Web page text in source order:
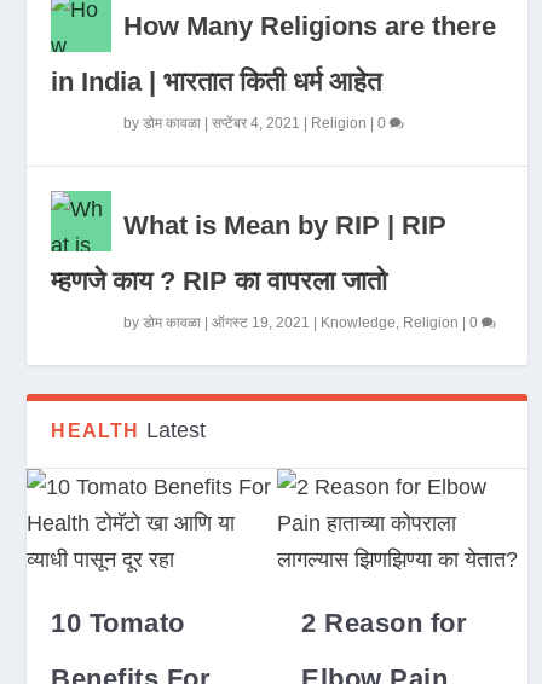
How Many Religions are there
in India | भारतात किती धर्म आहेत
byडोम कावळा |सप्टेंबर 4, 2021 Religion |0
What is Mean by RIP | RIP
म्हणजे काय ? RIP का वापरला जातो
byडोम कावळा |ऑगस्ट 19, 2021 Knowledge, Religion |0
HEALTH Latest
10 Tomato
2 Reason for